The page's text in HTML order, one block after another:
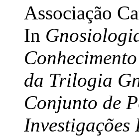
Associação
In
da Trilogia
Conjunto de